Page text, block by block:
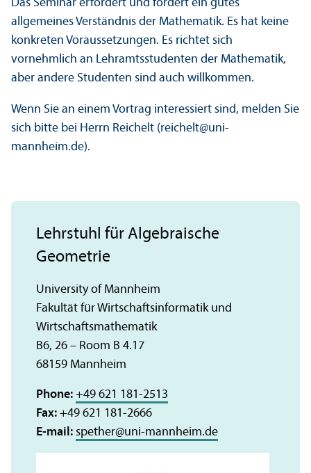
Das Seminar erfordert und fördert ein gutes
allgemeines Verständnis der Mathematik. Es hat keine
konkreten Voraussetzungen. Es richtet sich
vornehmlich an Lehramtsstudenten der Mathematik,
aber andere Studenten sind auch willkommen.
Wenn Sie an einem Vortrag interessiert sind, melden Sie
sich bitte bei Herrn Reichelt (reichelt@uni-
mannheim.de).
Lehrstuhl für Algebraische
Geometrie
University of Mannheim
Fakultät für Wirtschaftsinformatik und
Wirtschaftsmathematik
B6, 26 – Room B 4.17
68159 Mannheim
Phone: +49 621 181-2513
Fax: +49 621 181-2666
E-mail: spether@uni-mannheim.de